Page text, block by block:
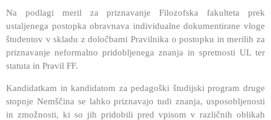
Na podlagi meril za priznavanje Filozofska fakulteta prek
ustaljenega postopka obravnava individualne dokumentirane vloge
študentov v skladu z določbami Pravilnika o postopku in merilih za
priznavanje neformalno pridobljenega znanja in spretnosti UL ter
statuta in Pravil FF.
Kandidatkam in kandidatom za pedagoški študijski program druge
stopnje Nemščina se lahko priznavajo tudi znanja, usposobljenosti
in zmožnosti, ki so jih pridobili pred vpisom v različnih oblikah